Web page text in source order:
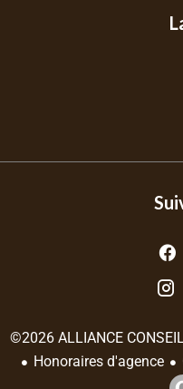
©2026 ALLIANCE
Honoraires d'agence